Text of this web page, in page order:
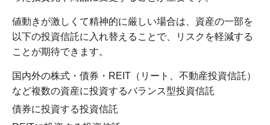
値動きが激しくて精神的に厳しい場合は、資産の一部を
以下の投資信託に入れ替えることで、リスクを軽減する
ことが期待できます。
国内外の株式・債券・REIT（リート、不動産投資信託）
など複数の資産に投資するバランス型投資信託
債券に投資する投資信託